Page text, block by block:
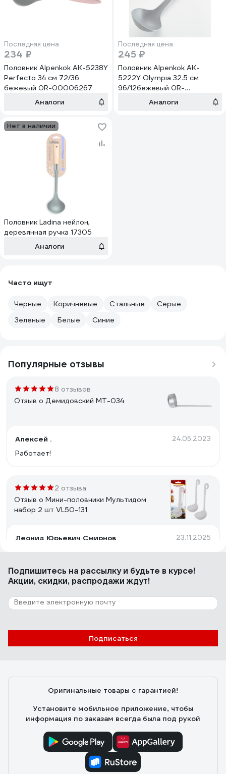
Последняя цена
234 ₽
Половник Alpenkok AK-5238Y
Perfecto 34 см 72/36
бежевый 0R-00006267
Аналоги
Последняя цена
245 ₽
Половник Alpenkok AK-
5222Y Olympia 32.5 см
96/12бежевый 0R-
00006294Аналоги
Нет в наличии
Половник Ladina нейлон,
деревянная ручка 17305
Аналоги
Часто ищут
Черные Коричневые Стальные
Серые
Зеленые
Белые Синие
Популярные отзывы
8 отзывов
Отзыв о Демидовский МТ-034
Алексей . 24.05.2023
Работает!
2 отзыва
Отзыв о Мини-половники Мультидом
набор 2 шт VL50-131
Леонид Юрьевич Смирнов 23.11.2025
Цена, два диаметра, глубокие
68 отзывов
Отзыв о VETTA Диана 882-077
Подпишитесь на рассылкуи будьте в курсе!
Акции, скидки, распродажи ждут!
Подписаться
Оригинальные товары с гарантией!
Установите мобильное приложение, чтобы
информация по заказам всегда была под рукой